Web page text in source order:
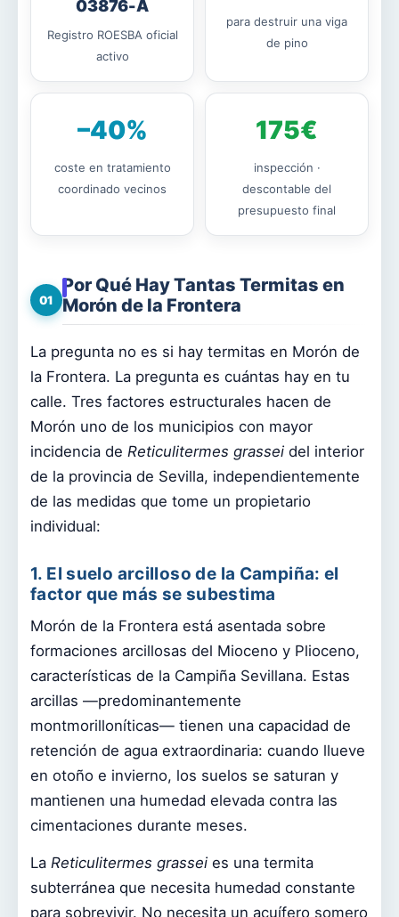
03876-A
Registro ROESBA oficial
activo
para destruir una viga
de pino
–40%
coste en tratamiento
coordinado vecinos
175€
inspección ·
descontable del
presupuesto final
01
Por Qué Hay Tantas Termitas en
Morón de la Frontera
La pregunta no es si hay termitas en Morón de
la Frontera. La pregunta es cuántas hay en tu
calle. Tres factores estructurales hacen de
Morón uno de los municipios con mayor
incidencia de Reticulitermes grassei del interior
de la provincia de Sevilla, independientemente
de las medidas que tome un propietario
individual:
1. El suelo arcilloso de la Campiña: el
factor que más se subestima
Morón de la Frontera está asentada sobre
formaciones arcillosas del Mioceno y Plioceno,
características de la Campiña Sevillana. Estas
arcillas —predominantemente
montmorilloníticas— tienen una capacidad de
retención de agua extraordinaria: cuando llueve
en otoño e invierno, los suelos se saturan y
mantienen una humedad elevada contra las
cimentaciones durante meses.
La Reticulitermes grassei es una termita
subterránea que necesita humedad constante
para sobrevivir. No necesita un acuífero somero